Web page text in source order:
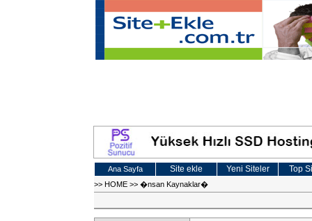
Ana Sayfa Site ekle Yeni Siteler Top
>> HOME >> �nsan Kaynaklar�